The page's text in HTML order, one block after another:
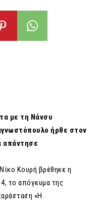
με τη Νάνσυ
ήρθε στον
απάντησε
Κουρή βρέθηκε η
το απόγευμα της
«Η